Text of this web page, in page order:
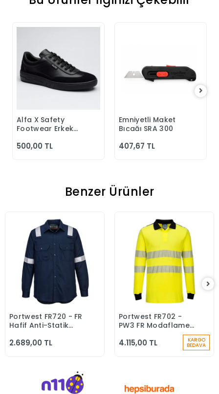
Sepete Ekle
Alfa X Safety
Footwear Erkek
Klasik Ayakkabı
500,00 TL
Sepete Ekle
Emniyetli Maket
Bıçağı SRA 300
407,67 TL
Benzer Ürünler
Sepete Ekle
Portwest FR720 - FR
Hafif Anti-Statik
Alev Almaz
2.689,00 TL
Sepete Ekle
Portwest FR702 -
PW3 FR Modaflame
Tişört Yanmaz Alev
4.115,00 TL KARGO
BEDAVA